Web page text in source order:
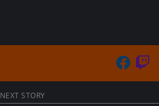
NEXT STORY